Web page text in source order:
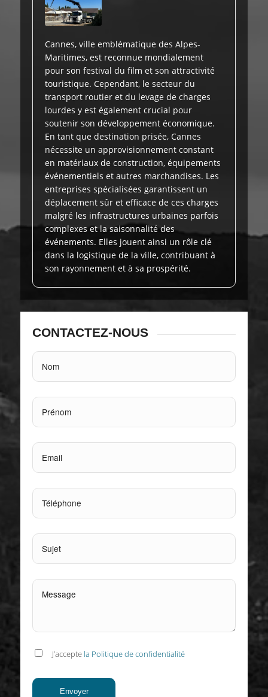
Cannes, ville emblématique des Alpes-
Maritimes, est reconnue mondialement
pour son festival du film et son attractivité
touristique. Cependant, le secteur du
transport routier et du levage de charges
lourdes y est également crucial pour
soutenir son développement économique.
En tant que destination prisée, Cannes
nécessite un approvisionnement constant
en matériaux de construction, équipements
événementiels et autres marchandises. Les
entreprises spécialisées garantissent un
déplacement sûr et efficace de ces charges
malgré les infrastructures urbaines parfois
complexes et la saisonnalité des
événements. Elles jouent ainsi un rôle clé
dans la logistique de la ville, contribuant à
son rayonnement et à sa prospérité.
CONTACTEZ-NOUS
J’accepte la Politique de confidentialité